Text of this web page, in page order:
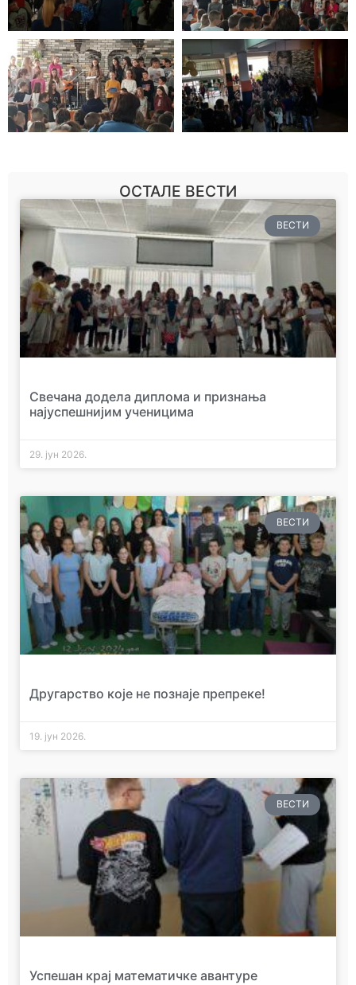
ОСТАЛЕ ВЕСТИ
ВЕСТИ
Свечана додела диплома и признања
најуспешнијим ученицима
29. јун 2026.
ВЕСТИ
Другарство које не познаје препреке!
19. јун 2026.
ВЕСТИ
Успешан крај математичке авантуре